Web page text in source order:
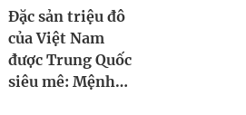
thủ tục này có
thể bị xử phạt
mức cao nhất
đến 3 triệu đồng
Đặc sản triệu đô
của Việt Nam
được Trung Quốc
siêu mê: Mệnh